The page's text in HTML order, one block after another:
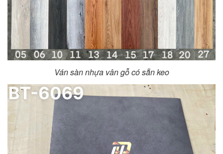
Ván sàn nhựa vân gỗ có sẵn keo